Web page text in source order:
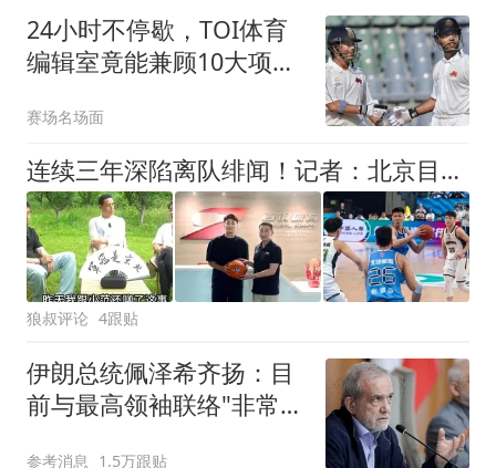
24小时不停歇，TOI体育
编辑室竟能兼顾10大项目
赛场名场面
连续三年深陷离队绯闻！记者：北京目前暂停了范子铭交易操作
狼叔评论 4跟贴
伊朗总统佩泽希齐扬：目
前与最高领袖联络"非常困
参考消息 1.5万跟贴